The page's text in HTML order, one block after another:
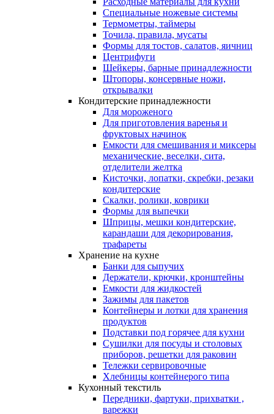
Специальные ножевые системы
Термометры, таймеры
Точила, правила, мусаты
Формы для тостов, салатов, яичниц
Центрифуги
Шейкеры, барные принадлежности
Штопоры, консервные ножи,
открывалки
Кондитерские принадлежности
Для мороженого
Для приготовления варенья и
фруктовых начинок
Емкости для смешивания и миксеры
механические, веселки, сита,
отделители желтка
Кисточки, лопатки, скребки, резаки
кондитерские
Скалки, ролики, коврики
Формы для выпечки
Шприцы, мешки кондитерские,
карандаши для декорирования,
трафареты
Хранение на кухне
Банки для сыпучих
Держатели, крючки, кронштейны
Емкости для жидкостей
Зажимы для пакетов
Контейнеры и лотки для хранения
продуктов
Подставки под горячее для кухни
Сушилки для посуды и столовых
приборов, решетки для раковин
Тележки сервировочные
Хлебницы контейнерого типа
Кухонный текстиль
Передники, фартуки, прихватки ,
варежки